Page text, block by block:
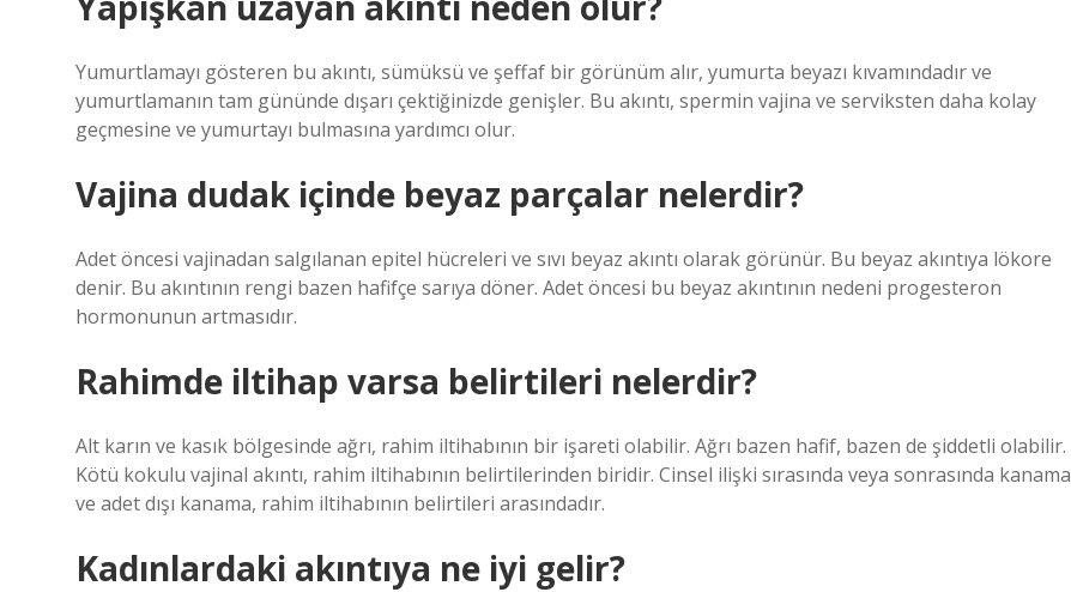
Yumurtlamayı gösteren bu akıntı, sümüksü ve şeffaf bir görünüm alır, yumurta beyazı kıvamındadır ve
yumurtlamanın tam gününde dışarı çektiğinizde genişler. Bu akıntı, spermin vajina ve serviksten daha kolay
geçmesine ve yumurtayı bulmasına yardımcı olur.
Vajina dudak içinde beyaz parçalar nelerdir?
Adet öncesi vajinadan salgılanan epitel hücreleri ve sıvı beyaz akıntı olarak görünür. Bu beyaz akıntıya lökore
denir. Bu akıntının rengi bazen hafifçe sarıya döner. Adet öncesi bu beyaz akıntının nedeni progesteron
hormonunun artmasıdır.
Rahimde iltihap varsa belirtileri nelerdir?
Alt karın ve kasık bölgesinde ağrı, rahim iltihabının bir işareti olabilir. Ağrı bazen hafif, bazen de şiddetli olabilir.
Kötü kokulu vajinal akıntı, rahim iltihabının belirtilerinden biridir. Cinsel ilişki sırasında veya sonrasında kanama
ve adet dışı kanama, rahim iltihabının belirtileri arasındadır.
Kadınlardaki akıntıya ne iyi gelir?